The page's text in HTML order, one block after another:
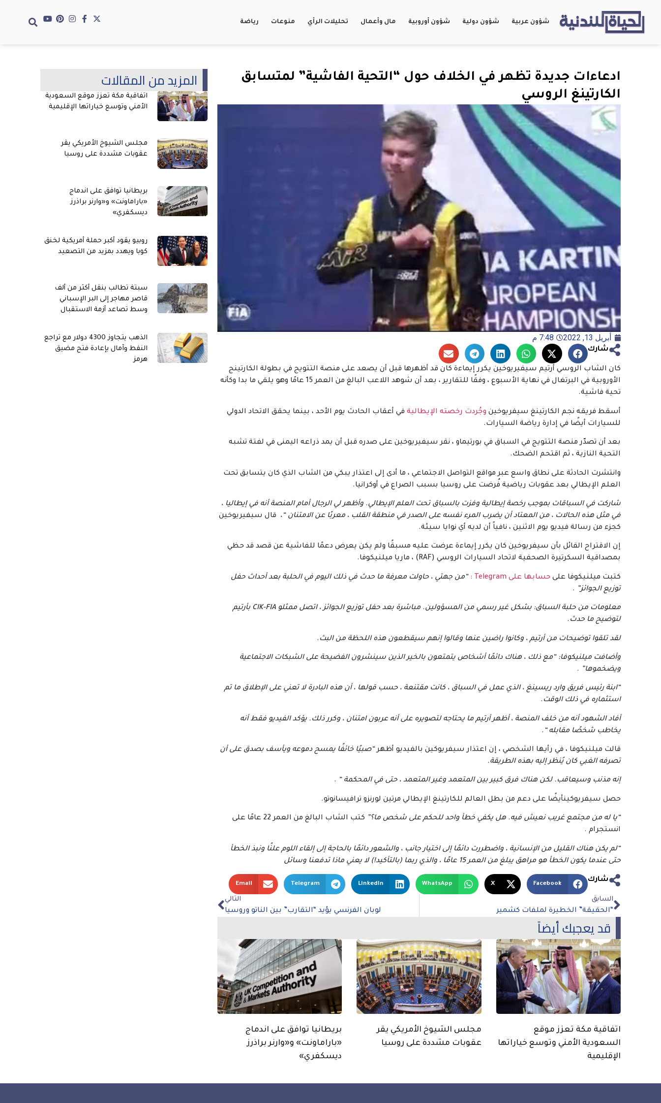
شؤون عربية شؤون دولية شؤون أوروبية مال وأعمال تحليلات الرأي منوعات رياضة
ادعاءات جديدة تظهر في الخلاف حول “التحية الفاشية” لمتسابق
الكارتينغ الروسي
أبريل 13, 2022 7:48 م
شارك
كان الشاب الروسي أرتيم سيفيريوخين يكرر إيماءة كان قد أظهرها قبل أن يصعد على منصة التتويج في بطولة الكارتينج
الأوروبية في البرتغال في نهاية الأسبوع ، وفقًا للتقارير ، بعد أن شوهد اللاعب البالغ من العمر 15 عامًا وهو يلقي ما بدا وكأنه
تحية فاشية.
أسقط فريقه نجم الكارتينغ سيفريوخين وجُردت رخصته الإيطالية في أعقاب الحادث يوم الأحد ، بينما يحقق الاتحاد الدولي
للسيارات أيضًا في إدارة رياضة السيارات.
بعد أن تصدّر منصة التتويج في السباق في بورتيماو ، نقر سيفيريوخين على صدره قبل أن يمد ذراعه اليمنى في لفتة تشبه
التحية النازية ، ثم اقتحم الضحك.
وانتشرت الحادثة على نطاق واسع عبر مواقع التواصل الاجتماعي ، ما أدى إلى اعتذار يبكي من الشاب الذي كان يتسابق تحت
العلم الإيطالي بعد عقوبات رياضية فُرضت على روسيا بسبب الصراع في أوكرانيا.
شاركت في السباقات بموجب رخصة إيطالية وفزت بالسباق تحت العلم الإيطالي. وأظهر لي الرجال أمام المنصة أنه في إيطاليا ،
في مثل هذه الحالات ، من المعتاد أن يضرب المرء نفسه على الصدر في منطقة القلب ، معربًا عن الامتنان “،
قال سيفيريوخين
كجزء من رسالة فيديو يوم الاثنين ، نافياً أن لديه أي نوايا سيئة.
إن الاقتراح القائل بأن سيفريوخين كان يكرر إيماءة عرضت عليه مسبقًا ولم يكن يعرض دعمًا للفاشية عن قصد قد حظي
بمصداقية السكرتيرة الصحفية لاتحاد السيارات الروسي (RAF) ، ماريا ميلنيكوفا.
كتبت ميلنيكوفا على حسابها على Telegram :
“من جهتي ، حاولت معرفة ما حدث في ذلك اليوم في الحلبة بعد أحداث حفل
توزيع الجوائز”
.
معلومات من حلبة السباق: بشكل غير رسمي من المسؤولين. مباشرة بعد حفل توزيع الجوائز ، اتصل ممثلو CIK-FIA بأرتيم
لتوضيح ما حدث.
لقد تلقوا توضيحات من أرتيم ، وكانوا راضين عنها وقالوا إنهم سيقطعون هذه اللحظة من البث.
وأضافت ميلنيكوفا: “مع ذلك ، هناك دائمًا أشخاص يتمتعون بالخير الذين سينشرون الفضيحة على الشبكات الاجتماعية
ويضخموها”
.
“ابنة رئيس فريق وارد ريسينغ ، الذي عمل في السباق ، كانت مقتنعة ، حسب قولها ، أن هذه البادرة لا تعني على الإطلاق ما تم
استثماره في ذلك الوقت.
أفاد الشهود أنه من خلف المنصة ، أظهر أرتيم ما يحتاجه لتصويره على أنه عربون امتنان ، وكرر ذلك. يؤكد الفيديو فقط أنه
يخاطب شخصًا مقابله “.
قالت ميلنيكوفا ، في رأيها الشخصي ، إن اعتذار سيفريوكين بالفيديو أظهر“صبيًا خائفًا يمسح دموعه ويأسف بصدق على أن
تصرفه الغبي كان يُنظر إليه بهذه الطريقة.
إنه مذنب وسيعاقب. لكن هناك فرق كبير بين المتعمد وغير المتعمد ، حتى في المحكمة “ .
حصل سيفريوكينأيضًا على دعم من بطل العالم للكارتينغ الإيطالي مرتين لورنزو ترافيسانوتو.
“يا له من مجتمع غريب نعيش فيه. هل يكفي خطأ واحد للحكم على شخص ما؟” كتب الشاب البالغ من العمر 22 عامًا
على
انستجرام .
“لم يكن هناك القليل من الإنسانية ، واضطررت دائمًا إلى اختيار جانب ، والشعور دائمًا بالحاجة إلى إلقاء اللوم علنًا ونبذ الخطأ
حتى عندما يكون الخطأ هو مراهق يبلغ من العمر 15 عامًا ، والذي ربما (بالتأكيد!) لا يعني ماذا تدفعنا وسائل
شارك
Facebook
X
WhatsApp
LinkedIn
Telegram
Email
السابق
“الحقيقة” الخطيرة لملفات كشمير
التالي
لوبان الفرنسي يؤيد “التقارب” بين الناتو وروسيا
قد يعجبك أيضاً
اتفاقية مكة تعزز موقع
السعودية الأمني وتوسع خياراتها
الإقليمية
مجلس الشيوخ الأمريكي يقر
عقوبات مشددة على روسيا
بريطانيا توافق على اندماج
«باراماونت» و«وارنر براذرز
ديسكفري»
المزيد من المقالات
اتفاقية مكة تعزز موقع السعودية
الأمني وتوسع خياراتها الإقليمية
مجلس الشيوخ الأمريكي يقر
عقوبات مشددة على روسيا
بريطانيا توافق على اندماج
«باراماونت» و«وارنر براذرز
ديسكفري»
روبيو يقود أكبر حملة أمريكية لخنق
كوبا ويهدد بمزيد من التصعيد
سبتة تطالب بنقل أكثر من ألف
قاصر مهاجر إلى البر الإسباني
وسط تصاعد أزمة الاستقبال
الذهب يتجاوز 4300 دولار مع تراجع
النفط وآمال بإعادة فتح مضيق
هرمز